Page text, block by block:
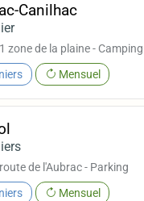
Canilhac
zone de la plaine -
Mensuel
de l'Aubrac - Parking
Mensuel